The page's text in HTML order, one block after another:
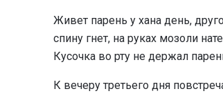
Живет парень у хана день,
спину гнет, на руках мозоли
Кусочка во рту не держал
К вечеру третьего дня